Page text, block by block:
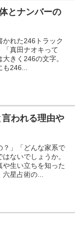
とナンバーの
れた246トラック
「真田ナオキって
きく246の文字。
も246...
われる理由や
？」「どんな家系で
ないでしょうか。
生い立ちを知った
星占術の...